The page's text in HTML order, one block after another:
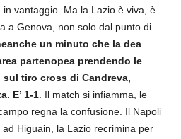
vantaggio. Ma la Lazio è viva, è
a Genova, non solo dal punto di
un minuto che la dea
partenopea prendendo le
sul tiro cross di Candreva,
E’ 1-1. Il match si infiamma, le
regna la confusione. Il Napoli
Higuain, la Lazio recrimina per